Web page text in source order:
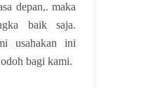
depan,. maka
baik saja.
usahakan ini
bagi kami.